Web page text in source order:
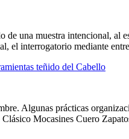
una muestra intencional,
el interrogatorio mediante
teñido del Cabello
Algunas prácticas
Mocasines Cuero